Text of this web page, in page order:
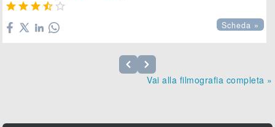
    
Scheda »
Vai alla filmografia completa »